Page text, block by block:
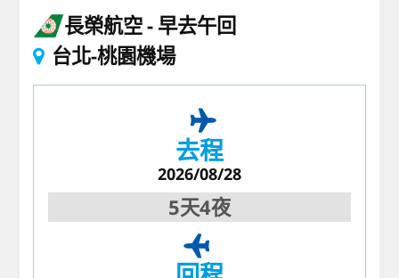
長榮航空 早去午回
台北-桃園機場
去程
2026/08/28
5天4夜